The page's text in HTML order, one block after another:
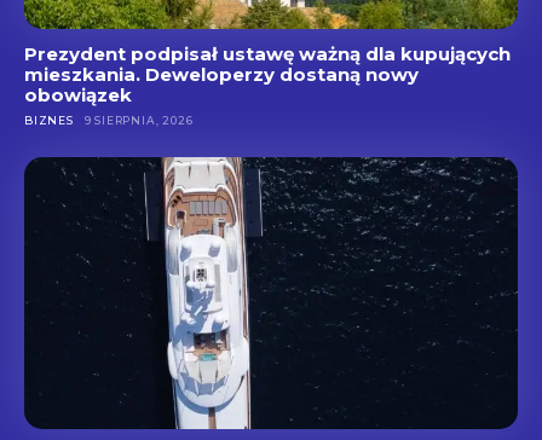
Prezydent podpisał ustawę ważną dla kupujących
mieszkania. Deweloperzy dostaną nowy
obowiązek
BIZNES 9 SIERPNIA, 2026